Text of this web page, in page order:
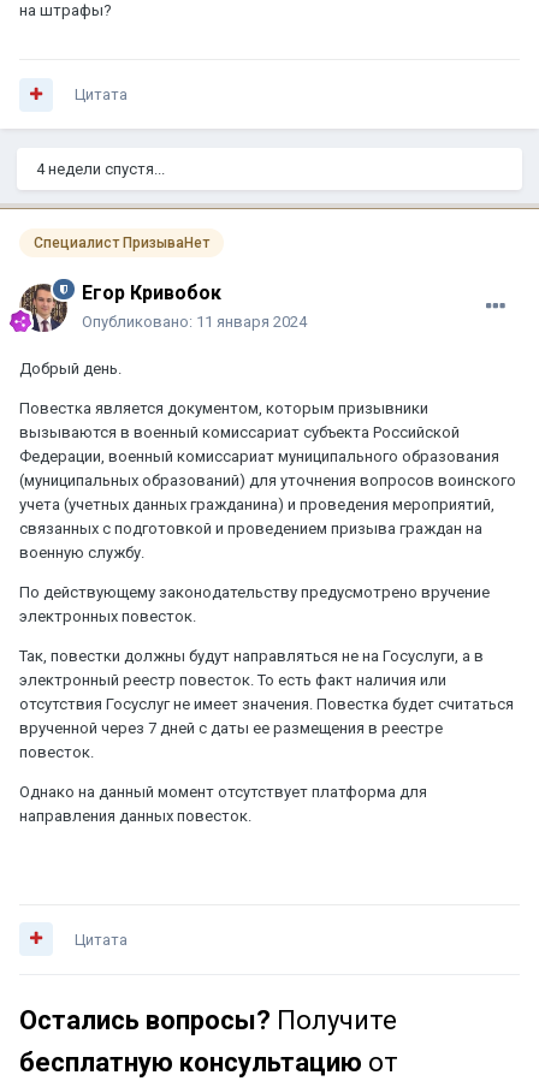
на штрафы?
Цитата
4 недели спустя...
Специалист ПризываНет
Егор Кривобок
Опубликовано: 11 января 2024
Добрый день.
Повестка является документом, которым призывники
вызываются в военный комиссариат субъекта Российской
Федерации, военный комиссариат муниципального образования
(муниципальных образований) для уточнения вопросов воинского
учета (учетных данных гражданина) и проведения мероприятий,
связанных с подготовкой и проведением призыва граждан на
военную службу.
По действующему законодательству предусмотрено вручение
электронных повесток.
Так, повестки должны будут направляться не на Госуслуги, а в
электронный реестр повесток. То есть факт наличия или
отсутствия Госуслуг не имеет значения. Повестка будет считаться
врученной через 7 дней с даты ее размещения в реестре
повесток.
Однако на данный момент отсутствует платформа для
направления данных повесток.
Цитата
Остались вопросы? Получите
бесплатную консультацию от